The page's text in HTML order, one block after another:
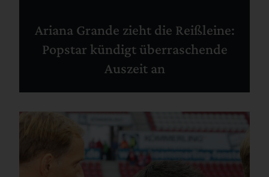
Ariana Grande zieht die Reißleine:
Popstar kündigt überraschende
Auszeit an